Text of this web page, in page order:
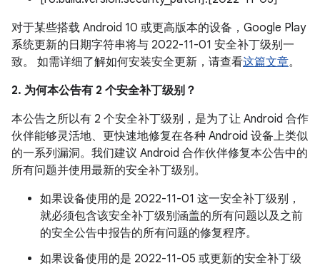
对于某些搭载 Android 10 或更高版本的设备，Google Play
系统更新的日期字符串将与 2022-11-01 安全补丁级别一
致。 如需详细了解如何安装安全更新，请查看这篇文章。
2. 为何本公告有 2 个安全补丁级别？
本公告之所以有 2 个安全补丁级别，是为了让 Android 合作
伙伴能够灵活地、更快速地修复在各种 Android 设备上类似
的一系列漏洞。我们建议 Android 合作伙伴修复本公告中的
所有问题并使用最新的安全补丁级别。
如果设备使用的是 2022-11-01 这一安全补丁级别，
就必须包含该安全补丁级别涵盖的所有问题以及之前
的安全公告中报告的所有问题的修复程序。
如果设备使用的是 2022-11-05 或更新的安全补丁级